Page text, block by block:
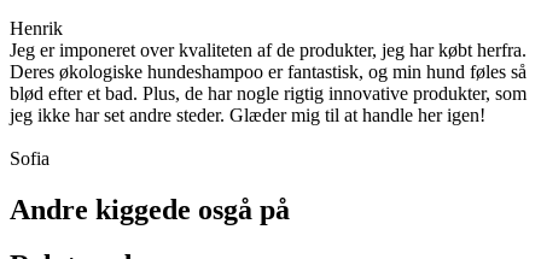
Henrik
Jeg er imponeret over kvaliteten af de produkter, jeg har købt herfra.
Deres økologiske hundeshampoo er fantastisk, og min hund føles så
blød efter et bad. Plus, de har nogle rigtig innovative produkter, som
jeg ikke har set andre steder. Glæder mig til at handle her igen!
Sofia
Andre kiggede osgå på